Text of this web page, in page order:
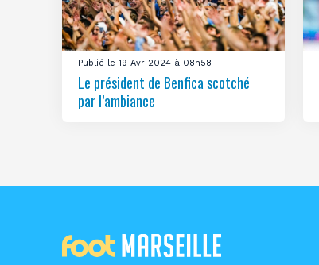
Publié le 19 Avr 2024 à 08h58
Le président de Benfica scotché
par l’ambiance